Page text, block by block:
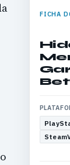
FICHA